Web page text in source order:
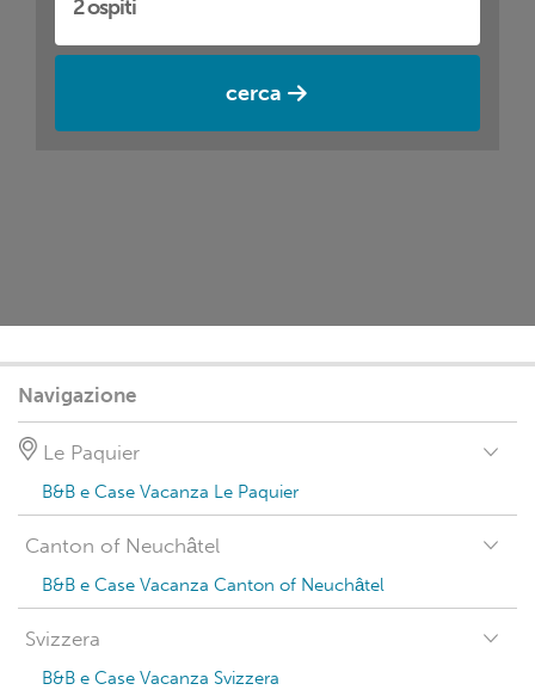
cerca
Navigazione
Le Paquier
B&B e Case Vacanza Le Paquier
Canton of Neuchâtel
B&B e Case Vacanza Canton of Neuchâtel
Svizzera
B&B e Case Vacanza Svizzera